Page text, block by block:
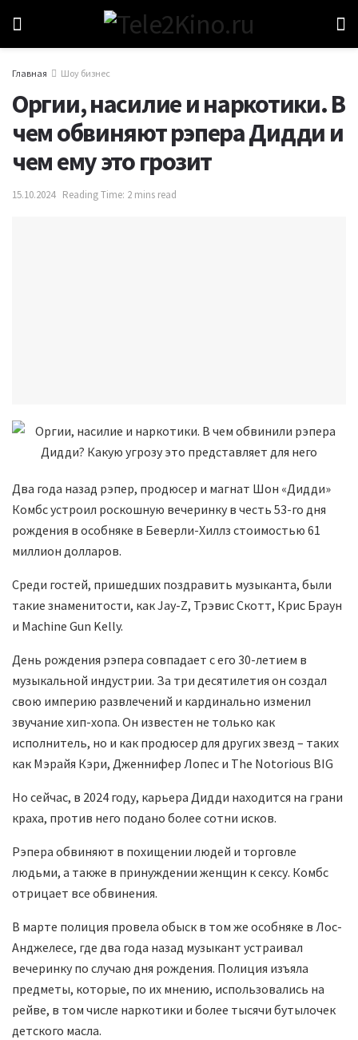
Главная Шоу бизнес
Оргии, насилие и наркотики. В
чем обвиняют рэпера Дидди и
чем ему это грозит
15.10.2024 Reading Time: 2 mins read
Два года назад рэпер, продюсер и магнат Шон «Дидди»
Комбс устроил роскошную вечеринку в честь 53-го дня
рождения в особняке в Беверли-Хиллз стоимостью 61
миллион долларов.
Среди гостей, пришедших поздравить музыканта, были
такие знаменитости, как Jay-Z, Трэвис Скотт, Крис Браун
и Machine Gun Kelly.
День рождения рэпера совпадает с его 30-летием в
музыкальной индустрии. За три десятилетия он создал
свою империю развлечений и кардинально изменил
звучание хип-хопа. Он известен не только как
исполнитель, но и как продюсер для других звезд – таких
как Мэрайя Кэри, Дженнифер Лопес и The Notorious BIG
Но сейчас, в 2024 году, карьера Дидди находится на грани
краха, против него подано более сотни исков.
Рэпера обвиняют в похищении людей и торговле
людьми, а также в принуждении женщин к сексу. Комбс
отрицает все обвинения.
В марте полиция провела обыск в том же особняке в Лос-
Анджелесе, где два года назад музыкант устраивал
вечеринку по случаю дня рождения. Полиция изъяла
предметы, которые, по их мнению, использовались на
рейве, в том числе наркотики и более тысячи бутылочек
детского масла.